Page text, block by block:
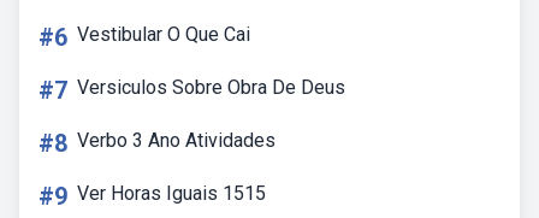
#6 Vestibular O Que Cai
#7 Versiculos Sobre Obra De Deus
#8 Verbo 3 Ano Atividades
#9 Ver Horas Iguais 1515